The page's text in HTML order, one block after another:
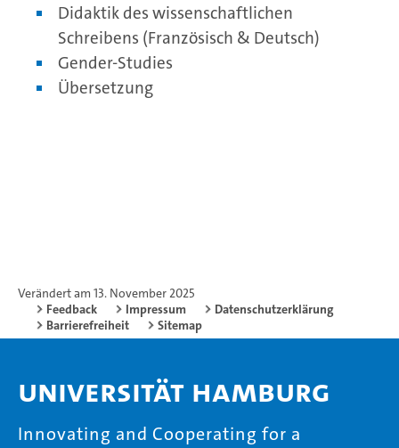
Didaktik des wissenschaftlichen
Schreibens (Französisch & Deutsch)
Gender-Studies
Übersetzung
Verändert am 13. November 2025
Feedback
Impressum
Datenschutzerklärung
Barrierefreiheit
Sitemap
Universität Hamburg
Innovating and Cooperating for a